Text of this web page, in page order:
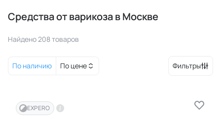
Средства от варикоза в Москве
Найдено 208 товаров
По наличию По цене Фильтры
EXPERO